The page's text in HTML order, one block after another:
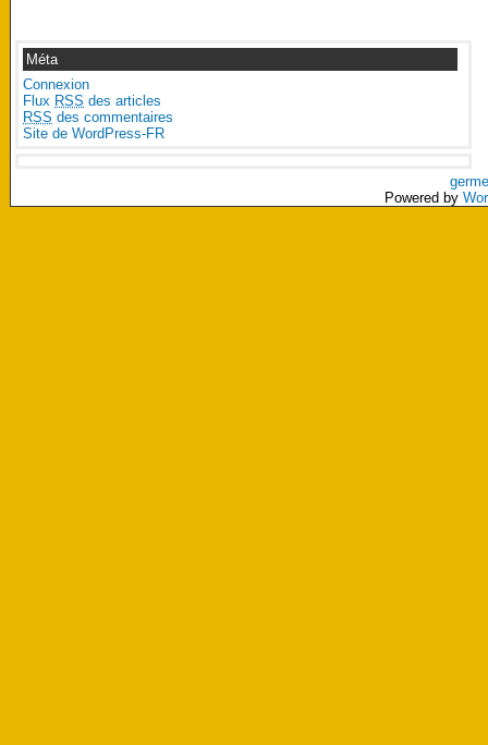
Méta
Connexion
Flux RSS des articles
RSS des commentaires
Site de WordPress-FR
Powered by